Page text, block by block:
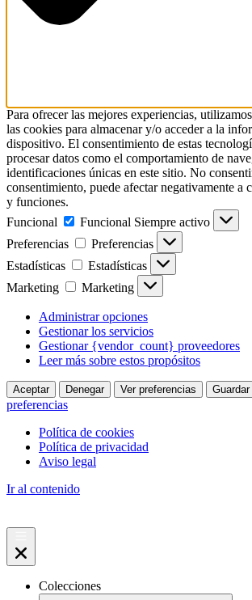
Para ofrecer las mejores experiencias,
las cookies para almacenar y/o acceder a la
dispositivo. El consentimiento de estas
procesar datos como el comportamiento de
identificaciones únicas en este sitio. No
consentimiento, puede afectar negativamente a
y funciones.
Funcional
Funcional Siempre activo
Preferencias
Preferencias
Estadísticas
Estadísticas
Marketing
Marketing
Administrar opciones
Gestionar los servicios
Gestionar {vendor_count} proveedores
Leer más sobre estos propósitos
Aceptar Denegar Ver preferencias
preferencias
Política de cookies
Política de privacidad
Aviso legal
Ir al contenido
Colecciones